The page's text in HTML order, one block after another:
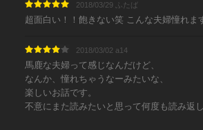
2018/03/29 ふたば
超面白い！！飽きない笑 こんな夫婦憧れま
2018/03/02 a14
馬鹿な夫婦って感じなんだけど、
なんか、憧れちゃうなーみたいな、
楽しいお話です。
不意にまた読みたいと思って何度も読み返